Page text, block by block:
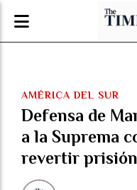
Defensa de
a la Suprema
revertir
AMÉRICA DEL SUR